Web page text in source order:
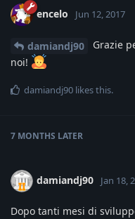
encelo Jun 12, 2017
damiandj90
Grazie
noi!
damiandj90 likes this.
7 MONTHS LATER
damiandj90 Jan 18,
Dopo tanti mesi di